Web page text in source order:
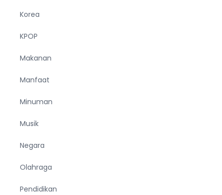
Korea
KPOP
Makanan
Manfaat
Minuman
Musik
Negara
Olahraga
Pendidikan